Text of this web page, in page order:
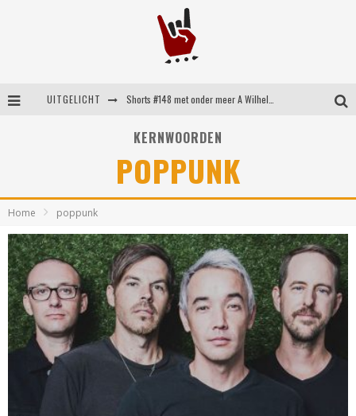
UITGELICHT
Shorts #149 met onder meer No Cure, Eva Under Fire, The Hu en Sleeping With Sirens
KERNWOORDEN
POPPUNK
Home poppunk